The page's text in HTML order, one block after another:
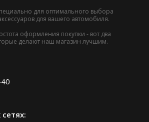
для оптимального выбора
для вашего автомобиля.
оформления покупки - вот два
делают наш магазин лучшим.